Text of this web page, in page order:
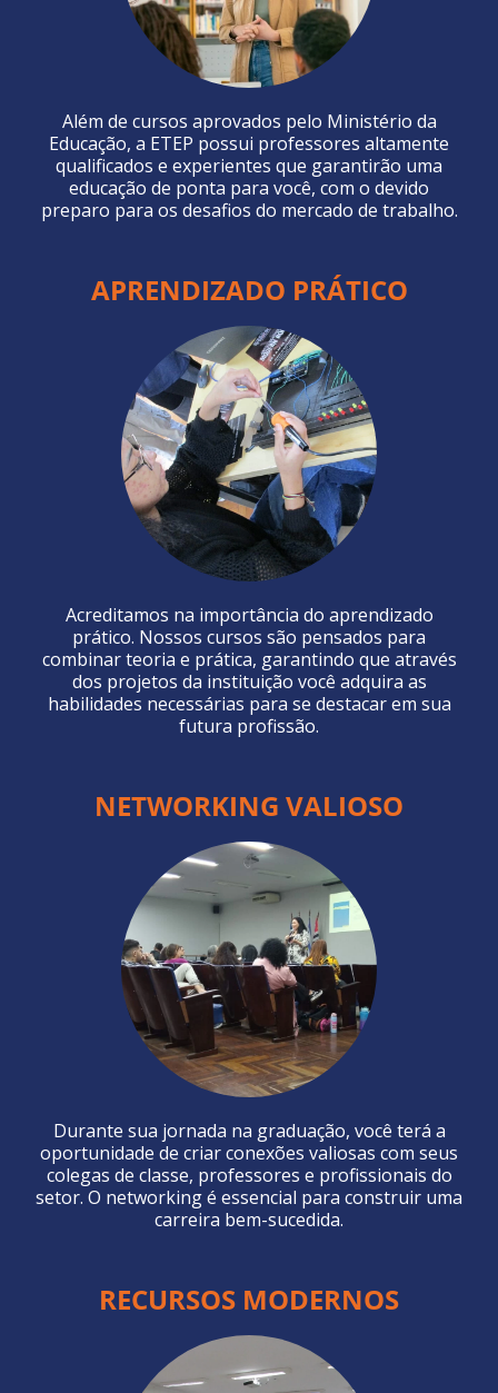
Além de cursos aprovados pelo Ministério da
Educação, a ETEP possui professores altamente
qualificados e experientes que garantirão uma
educação de ponta para você, com o devido
preparo para os desafios do mercado de trabalho.
APRENDIZADO PRÁTICO
Acreditamos na importância do aprendizado
prático. Nossos cursos são pensados para
combinar teoria e prática, garantindo que através
dos projetos da instituição você adquira as
habilidades necessárias para se destacar em sua
futura profissão.
NETWORKING VALIOSO
Durante sua jornada na graduação, você terá a
oportunidade de criar conexões valiosas com seus
colegas de classe, professores e profissionais do
setor. O networking é essencial para construir uma
carreira bem-sucedida.
RECURSOS MODERNOS